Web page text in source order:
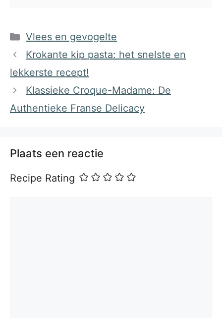
Categorieën
Vlees en gevogelte
Krokante kip pasta: het snelste en
lekkerste recept!
Klassieke Croque-Madame: De
Authentieke Franse Delicacy
Plaats een reactie
Recipe Rating